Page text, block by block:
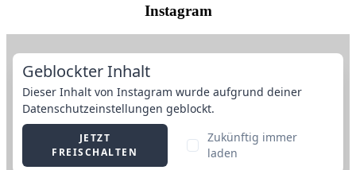
Instagram